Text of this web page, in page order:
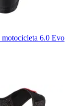
motocicleta 6.0 Evo